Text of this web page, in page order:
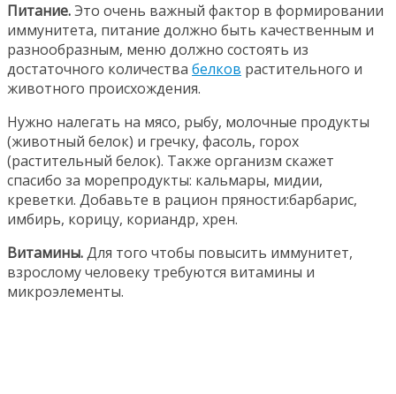
Питание.Это очень важный фактор в формировании
иммунитета, питание должно быть качественным и
разнообразным, меню должно состоять из
достаточного количества белков растительного и
животного происхождения.
Нужно налегать на мясо, рыбу, молочные продукты
(животный белок) и гречку, фасоль, горох
(растительный белок). Также организм скажет
спасибо за морепродукты: кальмары, мидии,
креветки. Добавьте в рацион пряности:барбарис,
имбирь, корицу, кориандр, хрен.
Витамины.Для того чтобы повысить иммунитет,
взрослому человеку требуются витамины и
микроэлементы.